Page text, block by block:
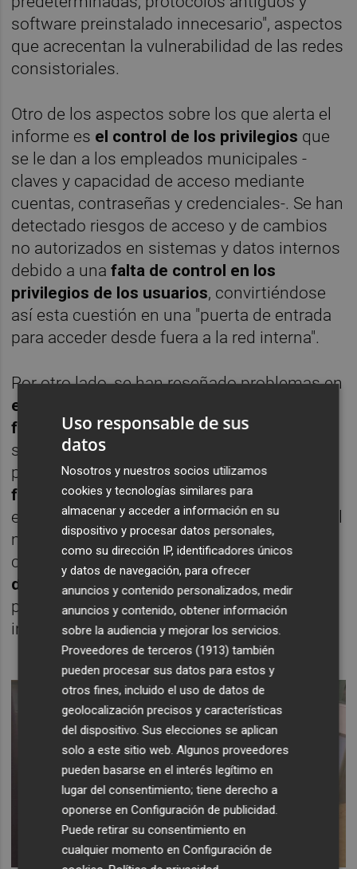
software preinstalado innecesario", aspectos
que acrecentan la vulnerabilidad de las redes
consistoriales.
Otro de los aspectos sobre los que alerta el
informe es el control de los privilegios que
se le dan a los empleados municipales -
claves y capacidad de acceso mediante
cuentas, contraseñas y credenciales-. Se han
detectado riesgos de acceso y de cambios
no autorizados en sistemas y datos internos
debido a unafalta de control en los
privilegios de los usuarios, convirtiéndose
así esta cuestión en una "puerta de entrada
para acceder desde fuera a la red interna".
Por otro lado, se han reseñado problemas en
el inventario y el control de dispositivos
físicos . La mayoría de casos, entre los que
se encontraría el consistorio del Cap i Casal,
presentan unaausencia de procedimientos
formalmente aprobadospara la gestión de
este inventario, con revisiones periódicas del
mismo. Además, en la mayor parte de los
casos, el inventario existente
debidamente actualizadoo los controles
para acceder a estos dispositivos son
inefectivos o inexistentes.
Uso responsable de sus
datos
Nosotros y nuestros socios utilizamos
cookies y tecnologías similares para
almacenar y acceder a información en su
dispositivo y procesar datos personales,
como su dirección IP, identificadores únicos
y datos de navegación, para ofrecer
anuncios y contenido personalizados, medir
anuncios y contenido, obtener información
sobre la audiencia y mejorar los servicios.
Proveedores de terceros (1913) también
pueden procesar sus datos para estos y
otros fines, incluido el uso de datos de
geolocalización precisos y características
del dispositivo. Sus elecciones se aplican
solo a este sitio web. Algunos proveedores
pueden basarse en el interés legítimo en
lugar del consentimiento; tiene derecho a
oponerse enConfiguración de publicidad
Puede retirar su consentimiento en
cualquier momento enConfiguración de